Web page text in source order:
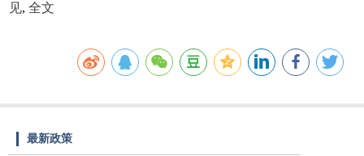
见,全文
最新政策